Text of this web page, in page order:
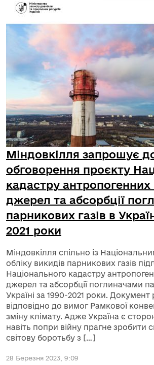
Міндовкілля запрошує
обговорення проєкту
кадастру антропогенних
джерел та абсорбції
парникових газів в
2021 роки
Міндовкілля спільно із
обліку викидів парникових газів
Національного кадастру
джерел та абсорбції поглиначами
Україні за 1990-2021 роки.
відповідно до вимог Рамкової
зміну клімату. Адже Україна є
навіть попри війну прагне зробити
світову боротьбу з […]
28 Березня 2023, 9:09